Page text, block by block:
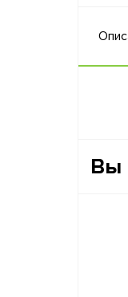
Вы